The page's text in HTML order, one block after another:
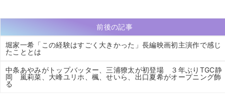
前後の記事
堀家一希「この経験はすごく大きかった」長編映画初主演作で感じ
たこととは
中条あやみがトップバッター、三浦獠太が初登場 ３年ぶりTGC静
岡 嵐莉菜、大峰ユリホ、楓、せいら、出口夏希がオープニング飾
る